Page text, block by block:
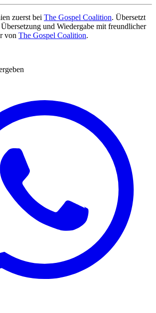
zuerst bei The Gospel Coalition. Übersetzt
und Wiedergabe mit freundlicher
von The Gospel Coalition.